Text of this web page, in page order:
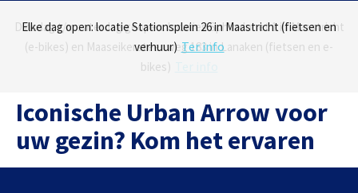
Dinsdag t/m zaterdag geopen: locaties Sphinxlunet 1 in Maastricht
(e-bikes) en Maaseikersteenweg 183 in Lanaken (fietsen en e-
bikes)
Elke dag open: locatie Stationsplein 26 in Maastricht (fietsen en
verhuur) Ter info
Onze missie? Tevreden klanten! Lees reviews
Iconische Urban Arrow voor
uw gezin? Kom het ervaren